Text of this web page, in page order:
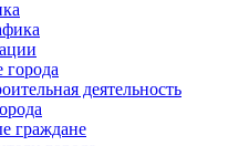
города
деятельность
граждане